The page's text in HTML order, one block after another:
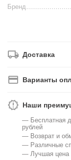
Бренд
Доставка
Варианты
Наши
— Бесплатная
рублей
— Возврат и
— Различные
— Лучшая цена